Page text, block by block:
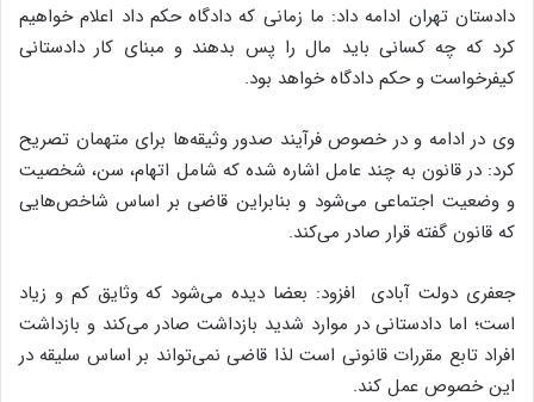
دادستان تهران ادامه داد: ما زمانی که دادگاه حکم داد اعلام خواهیم
کرد که چه کسانی باید مال را پس بدهند و مبنای کار دادستانی
کیفرخواست و حکم دادگاه خواهد بود.
وی در ادامه و در خصوص فرآیند صدور وثیقه‌ها برای متهمان تصریح
کرد: در قانون به چند عامل اشاره شده که شامل اتهام، سن، شخصیت
و وضعیت اجتماعی می‌شود و بنابراین قاضی بر اساس شاخص‌هایی
که قانون گفته قرار صادر می‌کند.
جعفری دولت آبادی افزود: بعضا دیده می‌شود که وثایق کم و زیاد
است؛ اما دادستانی در موارد شدید بازداشت صادر می‌کند و بازداشت
افراد تابع مقررات قانونی است لذا قاضی نمی‌تواند بر اساس سلیقه در
این خصوص عمل کند.